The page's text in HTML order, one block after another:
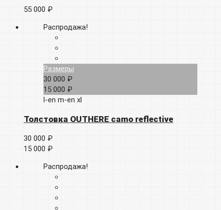
55 000 ₽
Распродажа!
Размеры
30 000 ₽
15 000 ₽
l-en m-en xl
Толстовка OUTHERE camo reflective
30 000 ₽
15 000 ₽
Распродажа!